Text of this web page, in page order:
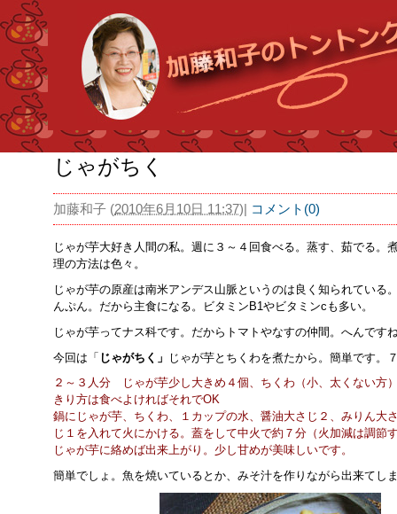
じゃがちく
加藤和子 (2010年6月10日 11:37)| コメント(0)
じゃが芋大好き人間の私。週に３～４回食べる。蒸す、茹でる。
理の方法は色々。
じゃが芋の原産は南米アンデス山脈というのは良く知られている
んぷん。だから主食になる。ビタミンB1やビタミンcも多い。
じゃが芋ってナス科です。だからトマトやなすの仲間。へんです
今回は「 じゃがちく」
じゃが芋とちくわを煮たから。簡単です。
２～３人分 じゃが芋少し大きめ４個、ちくわ（小、太くない方
きり方は食べよければそれでOK
鍋にじゃが芋、ちくわ、１カップの水、醤油大さじ２、みりん大
じ１を入れて火にかける。蓋をして中火で約７分（火加減は調節
じゃが芋に絡めば出来上がり。少し甘めが美味しいです。
簡単でしょ。魚を焼いているとか、みそ汁を作りながら出来てし